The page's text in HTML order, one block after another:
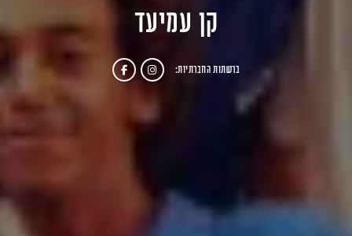
קן עמיעד
ברשתות החברתיות: